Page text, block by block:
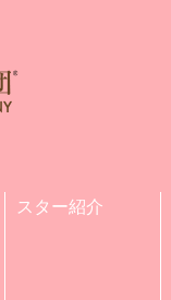
スター紹介